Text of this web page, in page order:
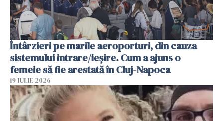
Întârzieri pe marile aeroporturi, din cauza
sistemului intrare/ieșire. Cum a ajuns o
femeie să fie arestată în Cluj-Napoca
19 IULIE 2026